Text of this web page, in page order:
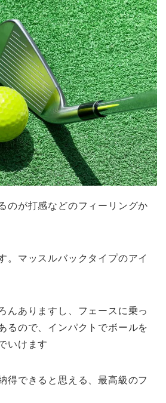
のが打感などのフィーリングか
。マッスルバックタイプのアイ
んありますし、フェースに乗っ
るので、インパクトでボールを
いけます
得できると思える、最高級のフ